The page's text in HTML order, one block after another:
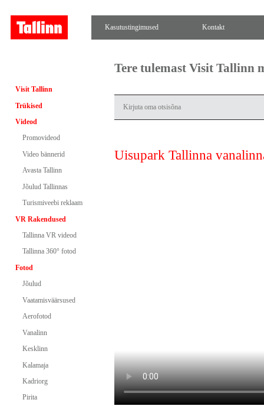
Kasutustingimused Kontakt
Visit Tallinn
Trükised
Videod
Promovideod
Video bännerid
Avasta Tallinn
Jõulud Tallinnas
Turismiveebi reklaam
VR Rakendused
Tallinna VR videod
Tallinna 360° fotod
Fotod
Jõulud
Vaatamisväärsused
Aerofotod
Vanalinn
Kesklinn
Kalamaja
Kadriorg
Pirita
Tere tulemast Visit Tallinn
Uisupark Tallinna